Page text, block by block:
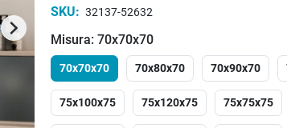
Successivo
keyboard_arrow_right
SKU: 32137-52632
Misura: 70x70x70
70x70x70 70x80x70 70x90x70
75x100x75 75x120x75 75x75x75